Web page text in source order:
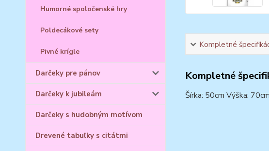
Humorné spoločenské hry
Poldecákové sety
Pivné krígle
Darčeky pre pánov
Darčeky k jubileám
Darčeky s hudobným motívom
Drevené tabuľky s citátmi
Kompletné
Kompletné
Šírka: 50cm Výška: